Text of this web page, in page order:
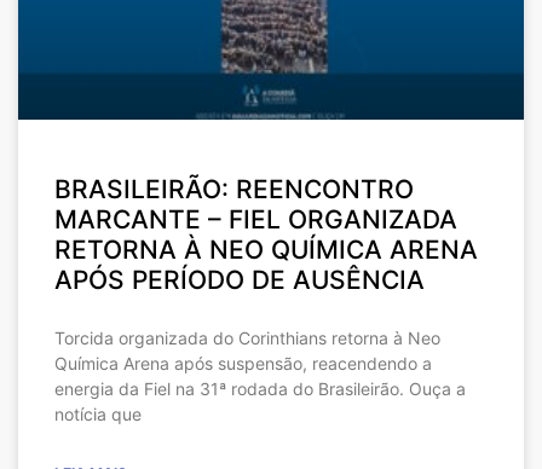
BRASILEIRÃO: REENCONTRO
MARCANTE – FIEL ORGANIZADA
RETORNA À NEO QUÍMICA ARENA
APÓS PERÍODO DE AUSÊNCIA
Torcida organizada do Corinthians retorna à Neo
Química Arena após suspensão, reacendendo a
energia da Fiel na 31ª rodada do Brasileirão. Ouça a
notícia que